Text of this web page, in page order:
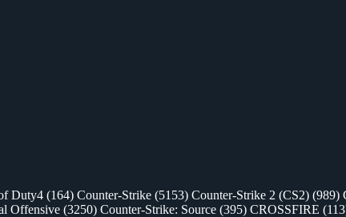
Duty4 (164) Counter-Strike (5153) Counter-Strike 2 (CS2) (989)
Offensive (3250) Counter-Strike: Source (395) CROSSFIRE